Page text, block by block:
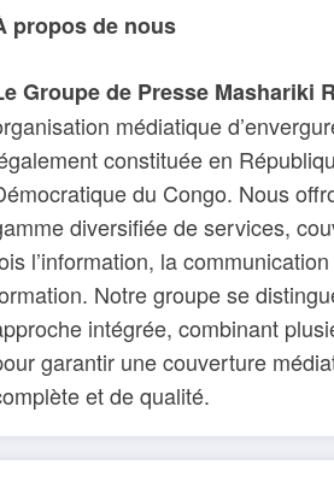
propos de nous
Groupe de Presse Mashariki
médiatique
constituée en
du Congo. Nous
diversifiée de services,
l’information, la
Notre groupe se
intégrée, combinant
garantir une couverture
et de qualité.